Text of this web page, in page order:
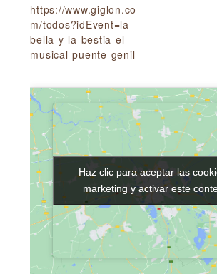
https://www.giglon.co
m/todos?idEvent=la-
bella-y-la-bestia-el-
musical-puente-genil
Haz clic para aceptar las
marketing y activar este
Haz clic para aceptar las
marketing y activar este